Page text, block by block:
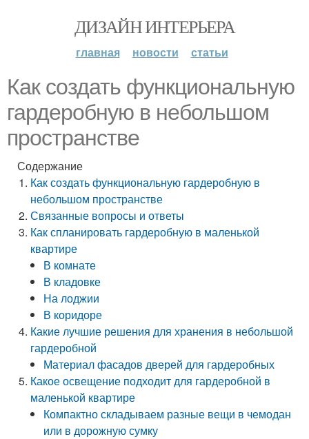
ДИЗАЙН ИНТЕРЬЕРА
главная новости статьи
Как создать функциональную
гардеробную в небольшом
пространстве
Содержание
Как создать функциональную гардеробную в
небольшом пространстве
Связанные вопросы и ответы
Как спланировать гардеробную в маленькой
квартире
В комнате
В кладовке
На лоджии
В коридоре
Какие лучшие решения для хранения в небольшой
гардеробной
Материал фасадов дверей для гардеробных
Какое освещение подходит для гардеробной в
маленькой квартире
Компактно складываем разные вещи в чемодан
или в дорожную сумку